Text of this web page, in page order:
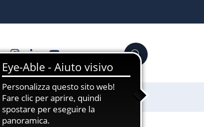
FacebookInstagram
LinkedinYouTube Cerca
Sostienici